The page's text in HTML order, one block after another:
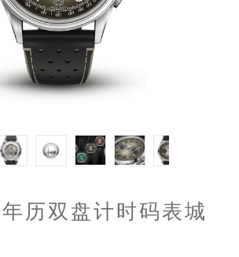
历双盘计时码表城